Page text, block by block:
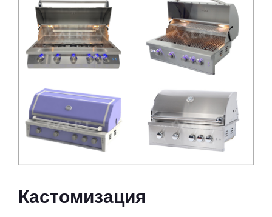
Кастомизация